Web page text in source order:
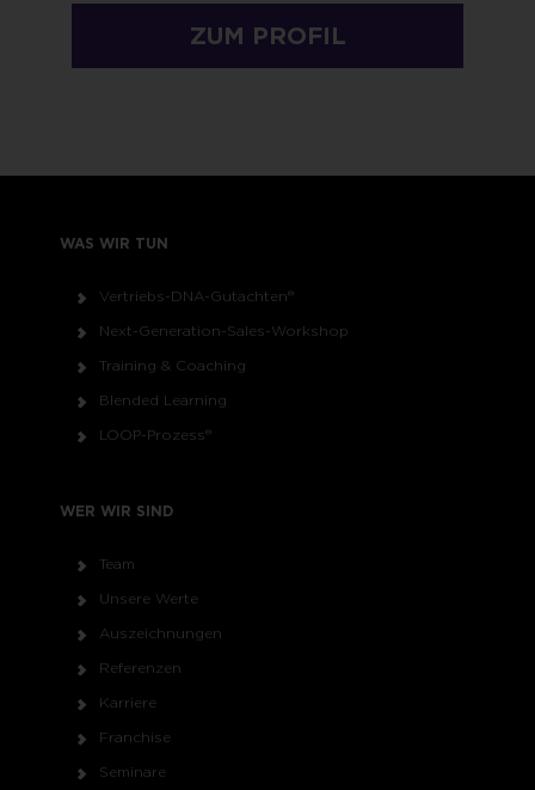
ZUM PROFIL
WAS WIR TUN
Vertriebs-DNA-Gutachten®
Next-Generation-Sales-Workshop
Training & Coaching
Blended Learning
LOOP-Prozess®
WER WIR SIND
Team
Unsere Werte
Auszeichnungen
Referenzen
Karriere
Franchise
Seminare